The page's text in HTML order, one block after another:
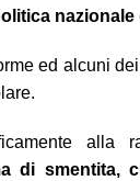
nazionale
ed alcuni
alla
di smentita,